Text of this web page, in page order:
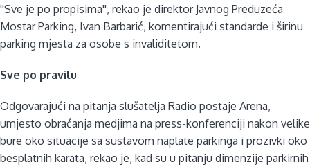
''Sve je po propisima'', rekao je direktor Javnog Preduzeća
Mostar Parking, Ivan Barbarić, komentirajući standarde i širinu
parking mjesta za osobe s invaliditetom.
Sve po pravilu
Odgovarajući na pitanja slušatelja Radio postaje Arena,
umjesto obraćanja medjima na press-konferenciji nakon velike
bure oko situacije sa sustavom naplate parkinga i prozivki oko
besplatnih karata, rekao je, kad su u pitanju dimenzije parkirnih